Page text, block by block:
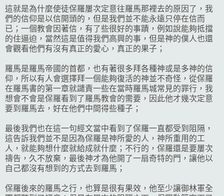
這就是為什麼使徒保羅屢次定意往羅馬那裡去的原因了，我
們的信仰是以信開頭的，但是我們並不能永遠只停在信而
已；一個教會因著信，有了些很好的事蹟，例如說能夠抵擋
的住逼迫，當然這是值得我們高興的事，但是神的僕人也還
會觀看他們有沒有真正的愛心，真正的果子；
羅馬是羅馬帝國的首都，也有著很多拜各種神或是多神的信
仰，所以有人會選擇拜一個能夠復活的神並不奇怪，從保羅
在羅馬書的第一章就譴責一些在當時羅馬城常見的罪行，我
想會不會是保羅看到了羅馬教會的需要，因此他才幾次定意
要到羅馬去，好在他們中間得些種子；
最後我們也在這一句經文當中看到了保羅一直都受到阻隔，
這告訴我們並不是因為保羅是神所愛的人，神所重用的工
人，就能夠想什麼就給成就什麼；不行的，保羅還是要屢次
禱告，久不放棄，最後神才為他開了一扇奇特的門，讓他以
自己都沒有想到的方式去到羅馬；
保羅後來的羅馬之行，也算是很有果效，他至少讓御林軍全